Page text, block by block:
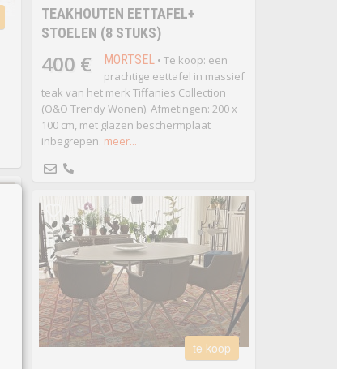
TEAKHOUTEN EETTAFEL+
STOELEN (8 STUKS)
400 € MORTSEL • Te koop: een
prachtige eettafel in massief
teak van het merk Tiffanies Collection
(O&O Trendy Wonen). Afmetingen: 200 x
100 cm, met glazen beschermplaat
inbegrepen. meer...
te koop